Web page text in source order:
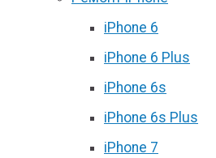
iPhone 6
iPhone 6 Plus
iPhone 6s
iPhone 6s Plus
iPhone 7